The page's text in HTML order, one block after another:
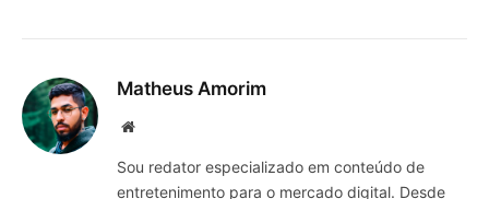
Matheus Amorim
Website
Sou redator especializado em conteúdo de
entretenimento para o mercado digital. Desde